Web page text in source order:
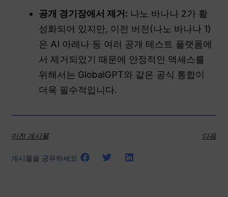
공개 경기장에서 제거: 나노 바나나 2가 활
성화되어 있지만, 이전 버전(나노 바나나 1)
은 AI 아레나 등 여러 공개 테스트 플랫폼에
서 제거되었기 때문에 안정적인 액세스를
위해서는 GlobalGPT와 같은 공식 통합이
더욱 필수적입니다.
이전 게시물 다음
게시물을 공유하세요: